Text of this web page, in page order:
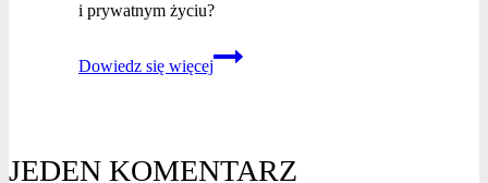
i prywatnym życiu?
Dowiedz się więcej
Zdalny
nowy
JEDEN KOMENTARZ